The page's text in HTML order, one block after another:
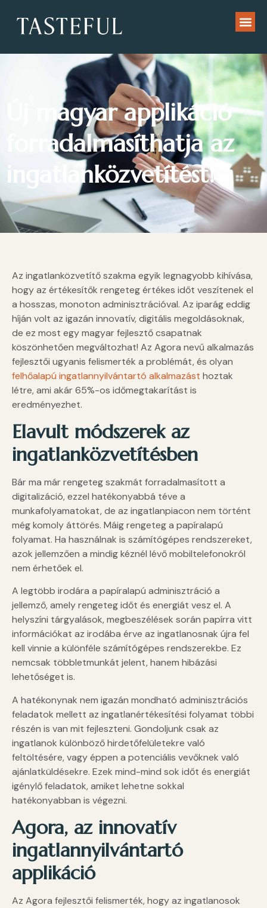
Új magyar applikáció
forradalmasíthatja az
ingatlanközvetítést!
Az ingatlanközvetítő szakma egyik legnagyobb kihívása,
hogy az értékesítők rengeteg értékes időt veszítenek el
a hosszas, monoton adminisztrációval. Az iparág eddig
híján volt az igazán innovatív, digitális megoldásoknak,
de ez most egy magyar fejlesztő csapatnak
köszönhetően megváltozhat! Az Agora nevű alkalmazás
fejlesztői ugyanis felismerték a problémát, és olyan
felhőalapú ingatlannyilvántartó alkalmazást hoztak
létre, ami akár 65%-os időmegtakarítást is
eredményezhet.
Elavult módszerek az
ingatlanközvetítésben
Bár ma már rengeteg szakmát forradalmasított a
digitalizáció, ezzel hatékonyabbá téve a
munkafolyamatokat, de az ingatlanpiacon nem történt
még komoly áttörés. Máig rengeteg a papíralapú
folyamat. Ha használnak is számítógépes rendszereket,
azok jellemzően a mindig kéznél lévő mobiltelefonokról
nem érhetőek el.
A legtöbb irodára a papíralapú adminisztráció a
jellemző, amely rengeteg időt és energiát vesz el. A
helyszíni tárgyalások, megbeszélések során papírra vitt
információkat az irodába érve az ingatlanosnak újra fel
kell vinnie a különféle számítógépes rendszerekbe. Ez
nemcsak többletmunkát jelent, hanem hibázási
lehetőséget is.
A hatékonynak nem igazán mondható adminisztrációs
feladatok mellett az ingatlanértékesítési folyamat többi
részén is van mit fejleszteni. Gondoljunk csak az
ingatlanok különböző hirdetőfelületekre való
feltöltésére, vagy éppen a potenciális vevőknek való
ajánlatküldésekre. Ezek mind-mind sok időt és energiát
igénylő feladatok, amiket lehetne sokkal
hatékonyabban is végezni.
Agora, az innovatív
ingatlannyilvántartó
applikáció
Az Agora fejlesztői felismerték, hogy az ingatlanosok